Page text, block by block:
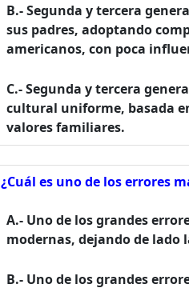
B.- Segunda y tercera
sus padres, adoptando
americanos, con poca
C.- Segunda y tercera
cultural uniforme, basada
valores familiares.
¿Cuál es uno de los errores
A.- Uno de los grandes
modernas, dejando de
B.- Uno de los grandes